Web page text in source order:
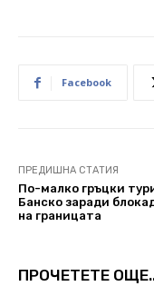
Facebook
ПРЕДИШНА СТАТИЯ
По-малко гръцки
Банско заради
на границата
ПРОЧЕТЕТЕ